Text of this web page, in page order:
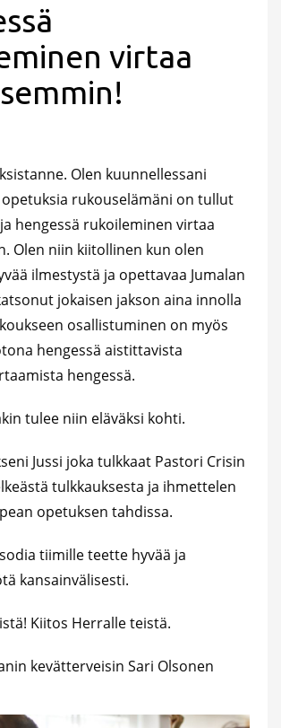
virtaa
Olen kuunnellessani
rukouselämäni on tullut
hengessä rukoileminen virtaa
Olen niin kiitollinen kun olen
ilmestystä ja opettavaa Jumalan
jokaisen jakson aina innolla
osallistuminen on myös
hengessä aistittavista
hengessä.
tulee niin eläväksi kohti.
Jussi joka tulkkaat Pastori Crisin
tulkkauksesta ja ihmettelen
opetuksen tahdissa.
tiimille teette hyvää ja
kansainvälisesti.
Kiitos Herralle teistä.
kevätterveisin Sari Olsonen